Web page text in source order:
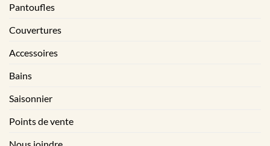
Pantoufles
Couvertures
Accessoires
Bains
Saisonnier
Points de vente
Nous joindre